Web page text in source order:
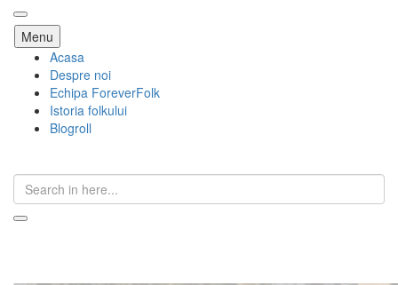
Menu Skip
to
content
Acasa
Despre noi
Echipa ForeverFolk
Istoria folkului
Blogroll
Search
for: